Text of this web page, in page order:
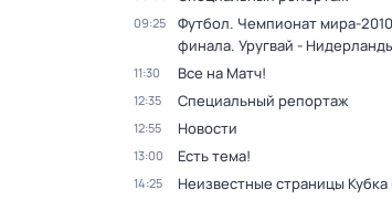
09:25
Футбол. Чемпионат мира-
финала. Уругвай -
11:30 Все на Матч!
12:35 Специальный репортаж
12:55 Новости
13:00 Есть тема!
14:25 Неизвестные страницы